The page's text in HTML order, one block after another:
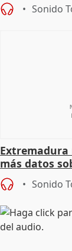
Sonido
Extremadura
más datos
financiación
Sonido